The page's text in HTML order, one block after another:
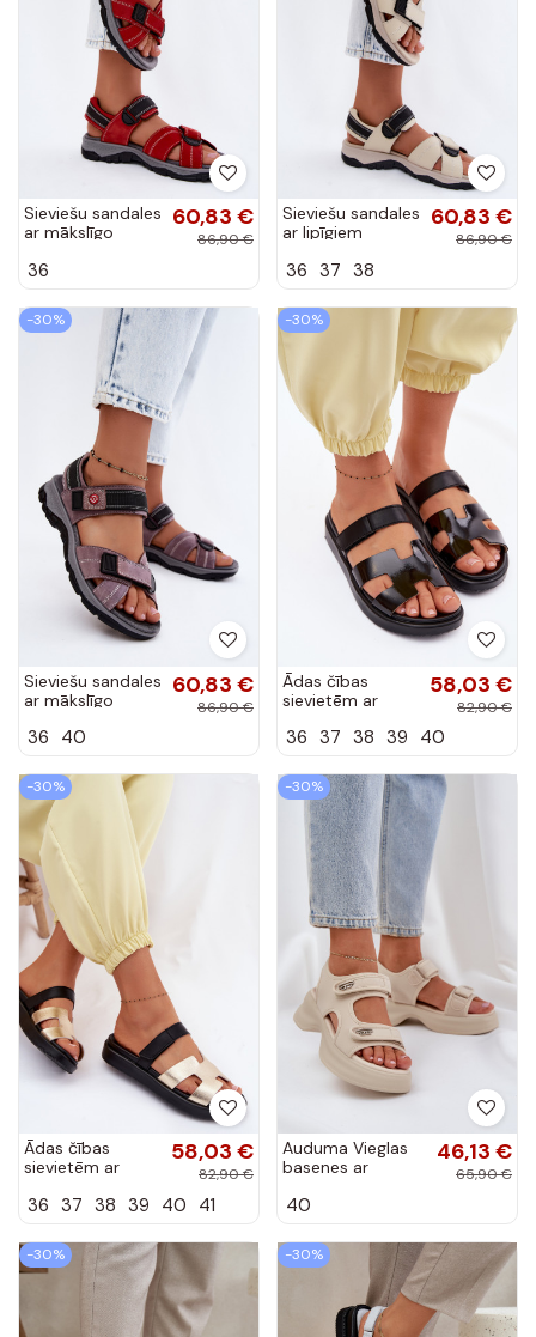
Sieviešu sandales
ar mākslīgo
lipīgiem
sarkanā krāsā
Blingy
60,83 €
86,90 €
36
Sieviešu sandales
ar lipīgiem
krāsā Blingy
60,83 €
86,90 €
36 37 38
-30%
Sieviešu sandales
ar mākslīgo
lipīgiem
LaĮendoĮe Blingy
60,83 €
86,90 €
36 40
-30%
Ādas čības
sievietēm ar
melnā krāsā
58,03 €
82,90 €
36 37 38 39 40
-30%
Ādas čības
sievietēm ar
zelta krāsā
58,03 €
82,90 €
36 37 38 39 40 41
-30%
Auduma Vieglas
basenes ar
Ziloņkaula krāsas
46,13 €
65,90 €
40
-30% -30%